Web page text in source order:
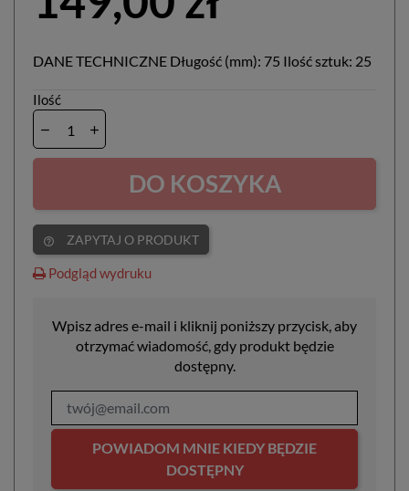
DANE TECHNICZNE Długość (mm): 75 Ilość sztuk: 25
Ilość
DO KOSZYKA
help_outline ZAPYTAJ O PRODUKT
Podgląd wydruku
Wpisz adres e-mail i kliknij poniższy przycisk, aby
otrzymać wiadomość, gdy produkt będzie
dostępny.
POWIADOM MNIE KIEDY BĘDZIE
DOSTĘPNY